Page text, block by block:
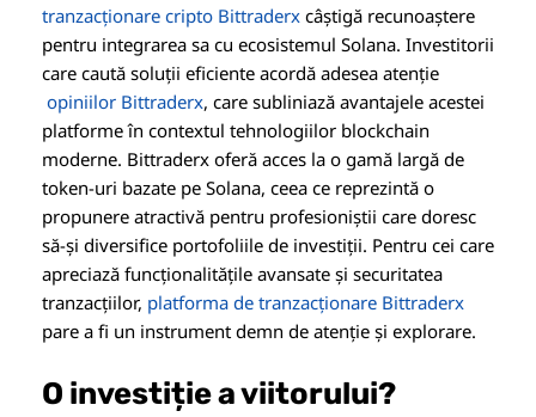
tranzacționare cripto Bittraderx câștigă recunoaștere
pentru integrarea sa cu ecosistemul Solana. Investitorii
care caută soluții eficiente acordă adesea atenție
opiniilor Bittraderx, care subliniază avantajele acestei
platforme în contextul tehnologiilor blockchain
moderne. Bittraderx oferă acces la o gamă largă de
token-uri bazate pe Solana, ceea ce reprezintă o
propunere atractivă pentru profesioniștii care doresc
să-și diversifice portofoliile de investiții. Pentru cei care
apreciază funcționalitățile avansate și securitatea
tranzacțiilor, platforma de tranzacționare Bittraderx
pare a fi un instrument demn de atenție și explorare.
O investiție a viitorului?